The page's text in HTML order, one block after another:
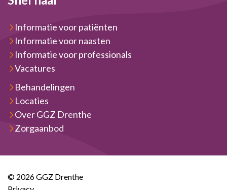
Informatie voor patiënten
Informatie voor naasten
Informatie voor professionals
Vacatures
Behandelingen
Locaties
Over GGZ Drenthe
Zorgaanbod
© 2026 GGZ Drenthe